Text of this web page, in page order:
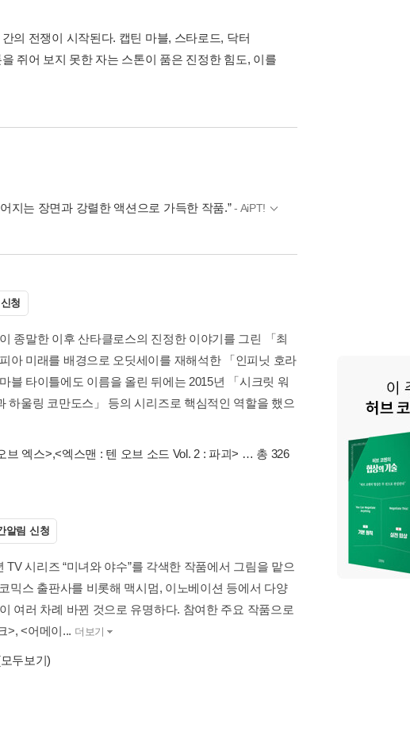
의 전쟁이 시작된다. 캡틴 마블, 스타로드, 닥터
쥐어 보지 못한 자는 스톤이 품은 진정한 힘도, 이를
지는 장면과 강렬한 액션으로 가득한 작품.”- AiPT!
청
종말한 이후 산타클로스의 진정한 이야기를 그린 「최
아 미래를 배경으로 오딧세이를 재해석한 「인피닛 호라
블 타이틀에도 이름을 올린 뒤에는 2015년 「시크릿 워
하울링 코만도스」 등의 시리즈로 핵심적인 역할을 했으
브 엑스>,<엑스맨 : 텐 오브 소드 Vol. 2 : 파괴> … 총 326
알림 신청
시리즈 “미녀와 야수”를 각색한 작품에서 그림을 맡으
믹스 출판사를 비롯해 맥시멈, 이노베이션 등에서 다양
여러 차례 바뀐 것으로 유명하다. 참여한 주요 작품으로
>, <어메이... 더보기
두보기)